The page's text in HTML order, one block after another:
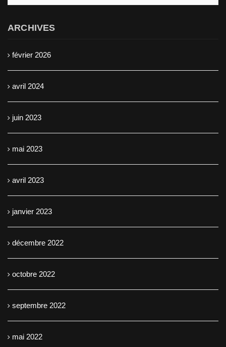
ARCHIVES
février 2026
avril 2024
juin 2023
mai 2023
avril 2023
janvier 2023
décembre 2022
octobre 2022
septembre 2022
mai 2022